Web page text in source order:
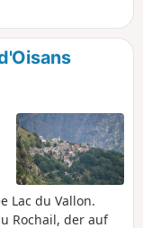
Lac du Vallon.
Rochail, der auf